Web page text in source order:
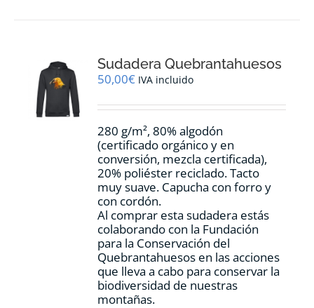
se
pueden
en
página
de
producto
Sudadera Quebrantahuesos
50,00€ IVA incluido
280 g/m², 80% algodón
(certificado orgánico y en
conversión, mezcla certificada),
20% poliéster reciclado. Tacto
muy suave. Capucha con forro y
con cordón.
Al comprar esta sudadera estás
colaborando con la Fundación
para la Conservación del
Quebrantahuesos en las acciones
que lleva a cabo para conservar la
biodiversidad de nuestras
montañas.